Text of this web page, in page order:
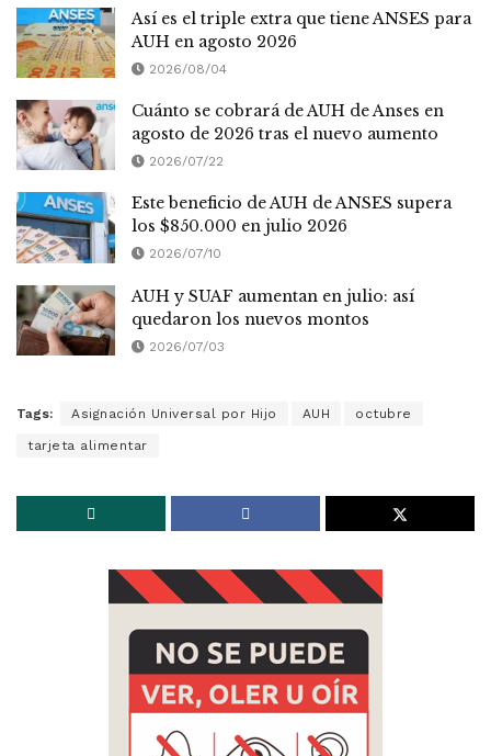
Así es el triple extra que tiene ANSES para
AUH en agosto 2026
2026/08/04
Cuánto se cobrará de AUH de Anses en
agosto de 2026 tras el nuevo aumento
2026/07/22
Este beneficio de AUH de ANSES supera
los $850.000 en julio 2026
2026/07/10
AUH y SUAF aumentan en julio: así
quedaron los nuevos montos
2026/07/03
Tags: Asignación Universal por Hijo AUH octubre
tarjeta alimentar